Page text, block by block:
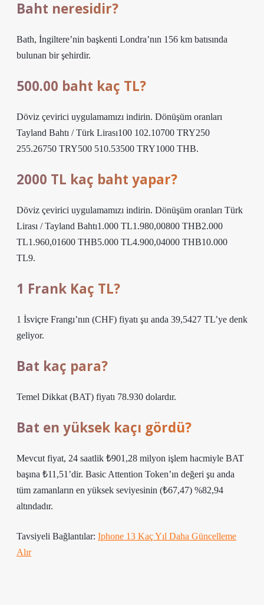
Baht neresidir?
Bath, İngiltere’nin başkenti Londra’nın 156 km batısında
bulunan bir şehirdir.
500.00 baht kaç TL?
Döviz çevirici uygulamamızı indirin. Dönüşüm oranları
Tayland Bahtı / Türk Lirası100 102.10700 TRY250
255.26750 TRY500 510.53500 TRY1000 THB.
2000 TL kaç baht yapar?
Döviz çevirici uygulamamızı indirin. Dönüşüm oranları Türk
Lirası / Tayland Bahtı1.000 TL1.980,00800 THB2.000
TL1.960,01600 THB5.000 TL4.900,04000 THB10.000
TL9.
1 Frank Kaç TL?
1 İsviçre Frangı’nın (CHF) fiyatı şu anda 39,5427 TL’ye denk
geliyor.
Bat kaç para?
Temel Dikkat (BAT) fiyatı 78.930 dolardır.
Bat en yüksek kaçı gördü?
Mevcut fiyat, 24 saatlik ₺901,28 milyon işlem hacmiyle BAT
başına ₺11,51’dir. Basic Attention Token’ın değeri şu anda
tüm zamanların en yüksek seviyesinin (₺67,47) %82,94
altındadır.
Tavsiyeli Bağlantılar: Iphone 13 Kaç Yıl Daha Güncelleme
Alır